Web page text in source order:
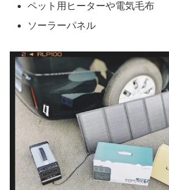
ペット用ヒーターや電気毛布
ソーラーパネル